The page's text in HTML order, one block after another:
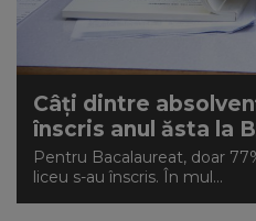
NEWS
CONTUL MEU
Câți dintre
înscris anul ăsta la
Pentru Bacalaureat, doar
liceu s-au înscris. În mul...